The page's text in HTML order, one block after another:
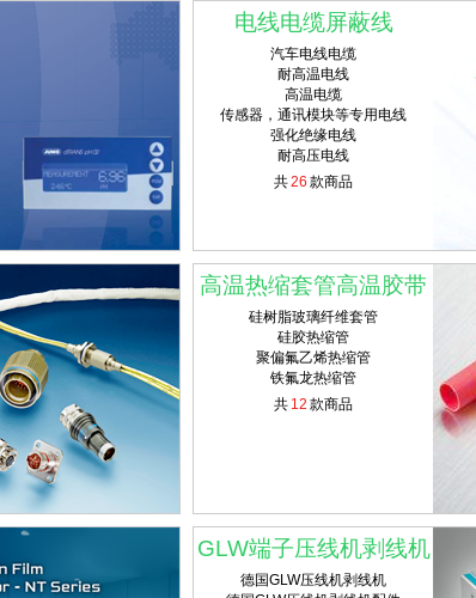
电线电缆屏蔽线
汽车电线电缆
耐高温电线
高温电缆
传感器，通讯模块等专用电线
强化绝缘电线
耐高压电线
共26 款商品
高温热缩套管高温胶带
硅树脂玻璃纤维套管
硅胶热缩管
聚偏氟乙烯热缩管
铁氟龙热缩管
共 12 款商品
GLW端子压线机剥线机
德国GLW压线机剥线机